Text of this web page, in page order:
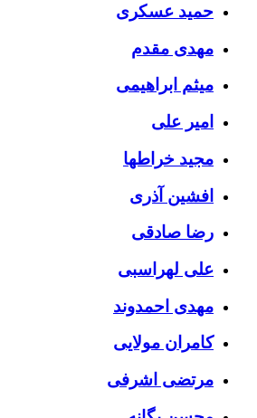
حمید عسکری
مهدی مقدم
میثم ابراهیمی
امیر علی
مجید خراطها
افشین آذری
رضا صادقی
علی لهراسبی
مهدی احمدوند
کامران مولایی
مرتضی اشرفی